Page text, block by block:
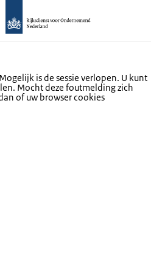
is de sessie verlopen. U kunt
Mocht deze foutmelding zich
of uw browser cookies